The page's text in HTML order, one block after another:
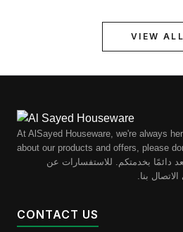
VIEW ALL
At AlSayed Houseware, we're always
about our products and offers, please
دائمًا بخدمتكم. للاستفسارات عن
بنا.
CONTACT US